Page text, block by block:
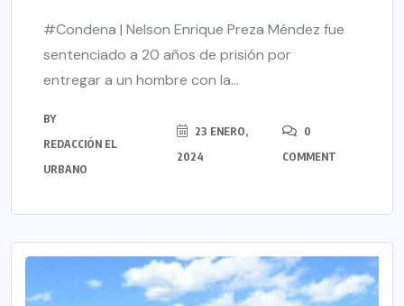
#Condena | Nelson Enrique Preza Méndez fue
sentenciado a 20 años de prisión por
entregar a un hombre con la...
BY
REDACCIÓN EL
URBANO
23 ENERO,
2024
0
COMMENT